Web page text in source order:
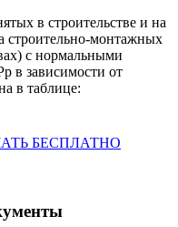
в строительстве и на
строительно-монтажных
с нормальными
в зависимости от
в таблице:
БЕСПЛАТНО